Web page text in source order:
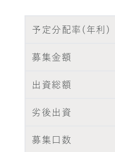
予定分配率(年利)
募集金額
出資総額
劣後出資
募集口数